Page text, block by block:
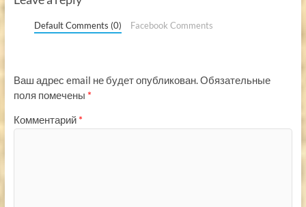
Default Comments (0) Facebook Comments
Ваш адрес email не будет опубликован.Обязательные
поля помечены *
Комментарий *